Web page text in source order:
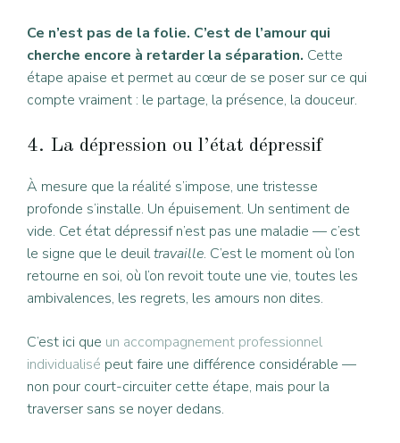
Ce n’est pas de la folie. C’est de l’amour qui
cherche encore à retarder la séparation. Cette
étape apaise et permet au cœur de se poser sur ce qui
compte vraiment : le partage, la présence, la douceur.
4. La dépression ou l’état dépressif
À mesure que la réalité s’impose, une tristesse
profonde s’installe. Un épuisement. Un sentiment de
vide. Cet état dépressif n’est pas une maladie — c’est
le signe que le deuiltravaille. C’est le moment où l’on
retourne en soi, où l’on revoit toute une vie, toutes les
ambivalences, les regrets, les amours non dites.
C’est ici que un accompagnement professionnel
individualisé peut faire une différence considérable —
non pour court-circuiter cette étape, mais pour la
traverser sans se noyer dedans.